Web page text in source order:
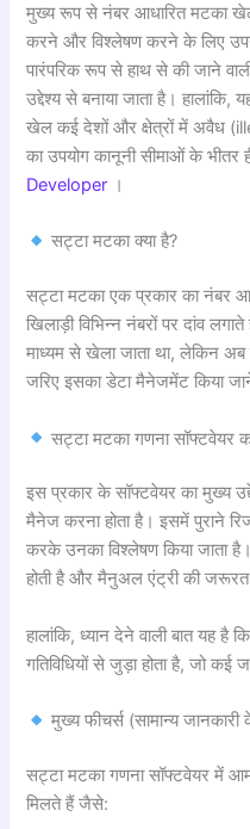
मुख्य रूप से नंबर आधारित मटका
करने और विश्लेषण करने के लिए
पारंपरिक रूप से हाथ से की जाने
उद्देश्य से बनाया जाता है।
खेल कई देशों और क्षेत्रों में अवैध
का उपयोग कानूनी सीमाओं के भीतर
Developer ।
सट्टा मटका क्या है?
सट्टा मटका एक प्रकार का नंबर
खिलाड़ी विभिन्न नंबरों पर दांव
माध्यम से खेला जाता था, लेकिन
जरिए इसका डेटा मैनेजमेंट किया
सट्टा मटका गणना सॉफ्टवेयर
इस प्रकार के सॉफ्टवेयर का मुख्य
मैनेज करना होता है। इसमें पुराने
करके उनका विश्लेषण किया जाता
होती है और मैनुअल एंट्री की जरूरत
हालांकि, ध्यान देने वाली बात यह
गतिविधियों से जुड़ा होता है, जो कई
मुख्य फीचर्स (सामान्य
सट्टा मटका गणना सॉफ्टवेयर में
मिलते हैं जैसे: